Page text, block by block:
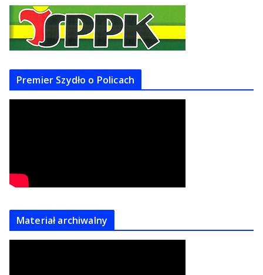
Premier Szydło o Policach
Materiał archiwalny